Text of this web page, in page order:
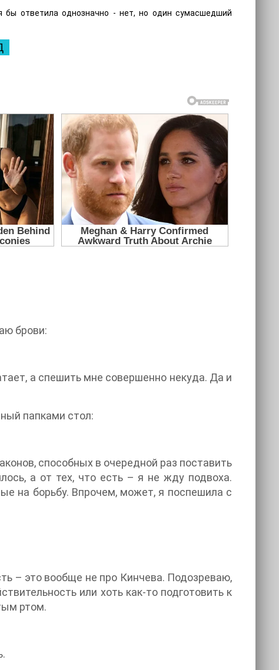
ответила однозначно - нет, но один сумасшедший
брови:
а спешить мне совершенно некуда. Да и
папками стол:
способных в очередной раз поставить
а от тех, что есть – я не жду подвоха.
на борьбу. Впрочем, может, я поспешила с
– это вообще не про Кинчева. Подозреваю,
или хоть как-то подготовить к
ртом.